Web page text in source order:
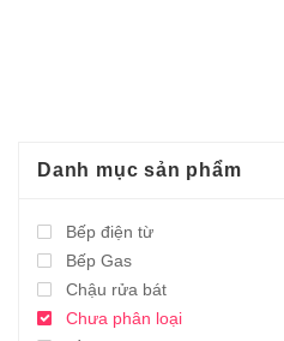
Danh mục sản phẩm
Bếp điện từ
Bếp Gas
Chậu rửa bát
Chưa phân loại